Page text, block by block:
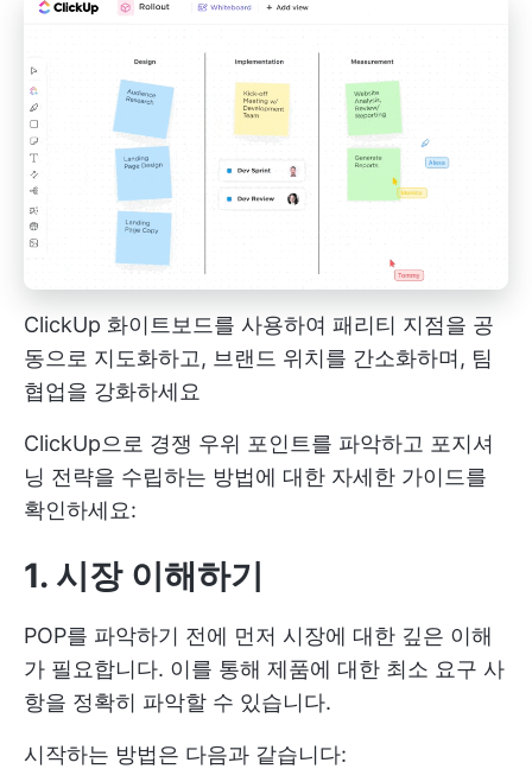
ClickUp 화이트보드를 사용하여 패리티 지점을 공
동으로 지도화하고, 브랜드 위치를 간소화하며, 팀
협업을 강화하세요
ClickUp으로 경쟁 우위 포인트를 파악하고 포지셔
닝 전략을 수립하는 방법에 대한 자세한 가이드를
확인하세요:
1. 시장 이해하기
POP를 파악하기 전에 먼저 시장에 대한 깊은 이해
가 필요합니다. 이를 통해 제품에 대한 최소 요구 사
항을 정확히 파악할 수 있습니다.
시작하는 방법은 다음과 같습니다: